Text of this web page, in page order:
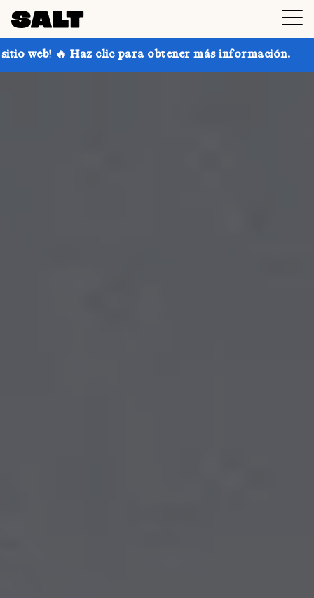
para obtener más información. ¡Consigue hasta un